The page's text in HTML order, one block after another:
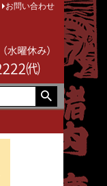
お問い合わせ